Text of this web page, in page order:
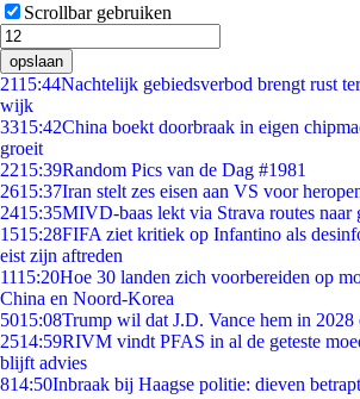
Scrollbar gebruiken
opslaan
2115:44Nachtelijk gebiedsverbod brengt rust
wijk
3315:42China boekt doorbraak in eigen
groeit
2215:39Random Pics van de Dag #1981
2615:37Iran stelt zes eisen aan VS voor
2415:35MIVD-baas lekt via Strava routes naar
1515:28FIFA ziet kritiek op Infantino als
eist zijn aftreden
1115:20Hoe 30 landen zich voorbereiden op
China en Noord-Korea
5015:08Trump wil dat J.D. Vance hem in 2028
2514:59RIVM vindt PFAS in al de geteste
blijft advies
814:50Inbraak bij Haagse politie: dieven